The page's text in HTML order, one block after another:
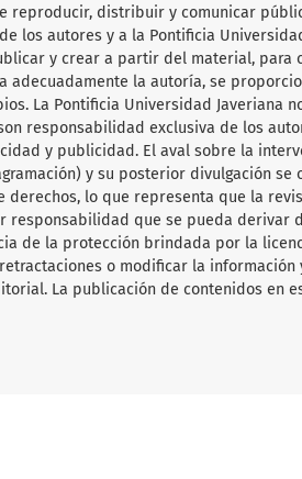
reproducir, distribuir y comunicar
los autores y a la Pontificia
y crear a partir del material, para
adecuadamente la autoría, se
La Pontificia Universidad Javeriana
responsabilidad exclusiva de los
y publicidad. El aval sobre la
y su posterior divulgación se
derechos, lo que representa que la
responsabilidad que se pueda derivar
de la protección brindada por la
o modificar la información
La publicación de contenidos en